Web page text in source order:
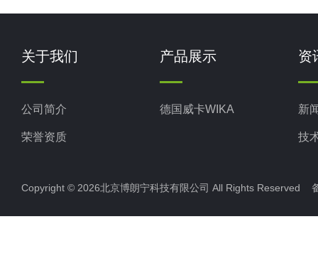
关于我们
公司简介
荣誉资质
产品展示
德国威卡WIKA
资
新
技
Copyright © 2026北京博朗宁科技有限公司 All Rights Reserved